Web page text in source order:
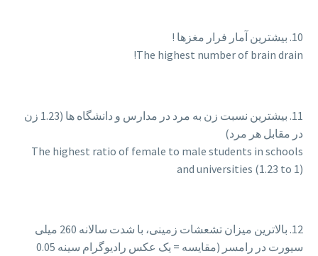
10. بیشترین آمار فرار مغزها !
The highest number of brain drain!
11. بیشترین نسبت زن به مرد در مدارس و دانشگاه ها (1.23 زن
در مقابل هر مرد)
The highest ratio of female to male students in schools
and universities (1.23 to 1)
12. بالاترین میزان تشعشات زمینی، با شدت سالانه 260 میلی
سیورت در رامسر (مقایسه = یک عکس رادیوگرام سینه 0.05